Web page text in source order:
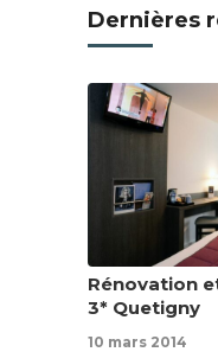
Dernières
Rénovation
3* Quetigny
10 mars 2014